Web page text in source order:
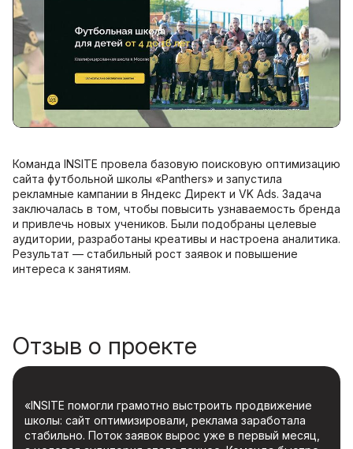
Команда INSITE провела базовую поисковую оптимизацию
сайта футбольной школы «Panthers» и запустила
рекламные кампании в Яндекс Директ и VK Ads. Задача
заключалась в том, чтобы повысить узнаваемость бренда
и привлечь новых учеников. Были подобраны целевые
аудитории, разработаны креативы и настроена аналитика.
Результат — стабильный рост заявок и повышение
интереса к занятиям.
Отзыв о проекте
«INSITE помогли грамотно выстроить продвижение
школы: сайт оптимизировали, реклама заработала
стабильно. Поток заявок вырос уже в первый месяц,